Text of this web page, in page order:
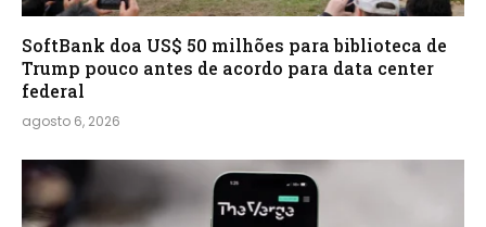
SoftBank doa US$ 50 milhões para biblioteca de
Trump pouco antes de acordo para data center
federal
agosto 6, 2026